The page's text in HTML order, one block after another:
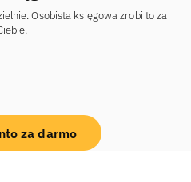
Osobista księgowa zrobi to za
za darmo